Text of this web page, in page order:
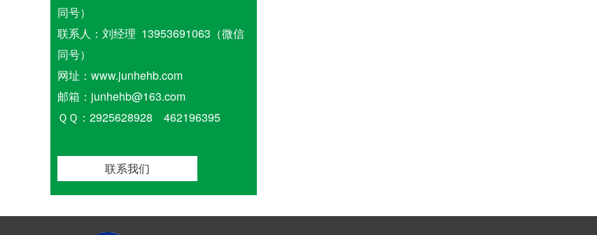
同号）
联系人：刘经理 13953691063（微信
同号）
网址：www.junhehb.com
邮箱：junhehb@163.com
ＱＱ：2925628928 462196395
联系我们